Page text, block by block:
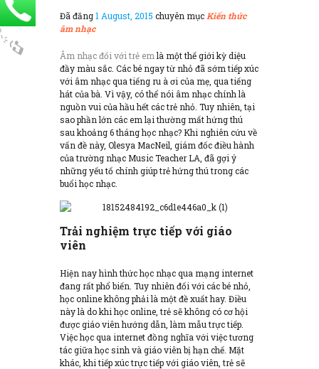
Đã đăng1 August, 2015 chuyên mục Kiến thức
âm nhạc
Âm nhạc đối với trẻ em là một thế giới kỳ diệu
đầy màu sắc. Các bé ngay từ nhỏ đã sớm tiếp xúc
với âm nhạc qua tiếng ru à ơi của mẹ, qua tiếng
hát của bà. Vì vậy, có thể nói âm nhạc chính là
nguồn vui của hầu hết các trẻ nhỏ. Tuy nhiên, tại
sao phần lớn các em lại thường mất hứng thú
sau khoảng 6 tháng học nhạc? Khi nghiên cứu về
vấn đề này, Olesya MacNeil, giám đốc điều hành
của trường nhạc Music Teacher LA, đã gợi ý
những yếu tố chính giúp trẻ hứng thú trong các
buổi học nhạc.
Trải nghiệm trực tiếp với giáo
viên
Hiện nay hình thức học nhạc qua mạng internet
đang rất phổ biến. Tuy nhiên đối với các bé nhỏ,
học online không phải là một đề xuất hay. Điều
này là do khi học online, trẻ sẽ không có cơ hội
được giáo viên hướng dẫn, làm mẫu trực tiếp.
Việc học qua internet đồng nghĩa với việc tương
tác giữa học sinh và giáo viên bị hạn chế. Mặt
khác, khi tiếp xúc trực tiếp với giáo viên, trẻ sẽ